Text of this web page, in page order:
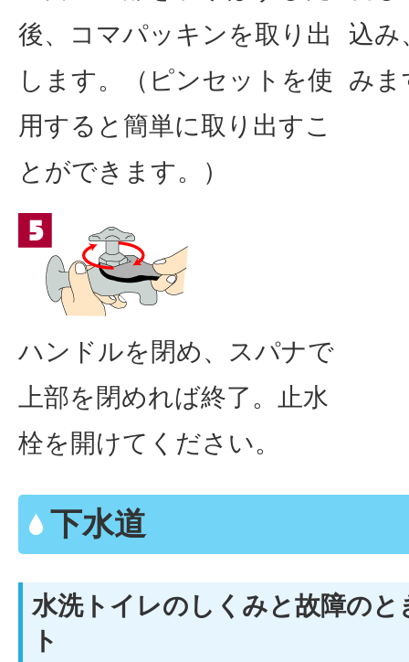
後、コマパッキンを取り出
します。（ピンセットを使
用すると簡単に取り出すこ
とができます。）
込み
みま
ハンドルを閉め、スパナで
上部を閉めれば終了。止水
栓を開けてください。
下水道
水洗トイレのしくみと故障の
ト